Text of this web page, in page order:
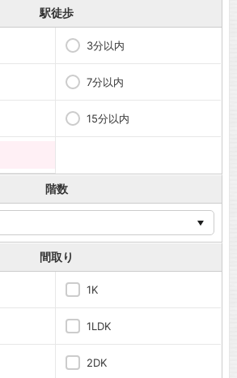
駅徒歩
3分以内
7分以内
15分以内
階数
間取り
1K
1LDK
2DK